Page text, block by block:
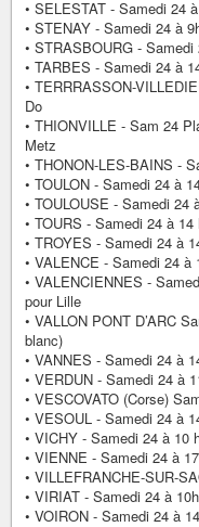
• SELESTAT - Samedi 24
• STENAY - Samedi 24 à
• STRASBOURG -
• TARBES - Samedi 24 à
• TERRRASSON-
Do
• THIONVILLE - Sam 24
Metz
• THONON-LES-BAINS -
• TOULON - Samedi 24 à
• TOULOUSE - Samedi
• TOURS - Samedi 24 à
• TROYES - Samedi 24 à
• VALENCE - Samedi 24 à
• VALENCIENNES -
pour Lille
• VALLON PONT D’ARC
blanc)
• VANNES - Samedi 24 à
• VERDUN - Samedi 24 à
• VESCOVATO (Corse)
• VESOUL - Samedi 24 à
• VICHY - Samedi 24 à 10
• VIENNE - Samedi 24 à
• VILLEFRANCHE-SUR-
• VIRIAT - Samedi 24 à
• VOIRON - Samedi 24 à